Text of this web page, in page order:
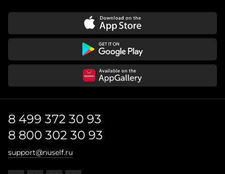
8 499 372 30 93
8 800 302 30 93
support@nuself.ru